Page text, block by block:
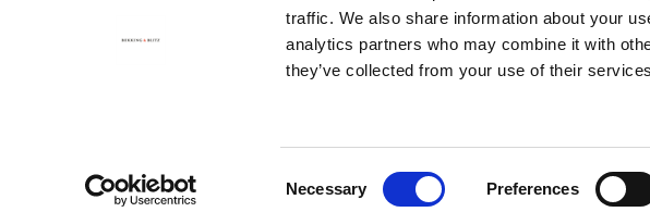
traffic. We also share information about your
analytics partners who may combine it with
they’ve collected from your use of their
Necessary Preferences
Annuleren
Contact
© 2026 • Bekking & Blitz Uitgevers B.V. Algemene